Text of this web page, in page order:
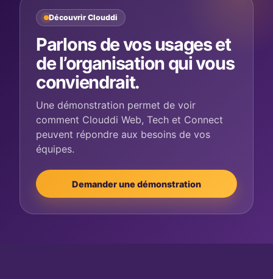
Découvrir Clouddi
Parlons de vos usages et
de l’organisation qui vous
conviendrait.
Une démonstration permet de voir
comment Clouddi Web, Tech et Connect
peuvent répondre aux besoins de vos
équipes.
Demander une démonstration